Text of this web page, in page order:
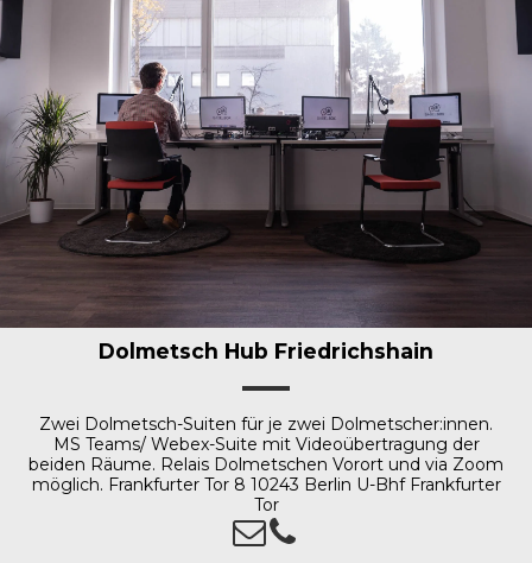
Dolmetsch Hub Friedrichshain
Zwei Dolmetsch-Suiten für je zwei Dolmetscher:innen.
MS Teams/ Webex-Suite mit Videoübertragung der
beiden Räume. Relais Dolmetschen Vorort und via Zoom
möglich. Frankfurter Tor 8 10243 Berlin U-Bhf Frankfurter
Tor